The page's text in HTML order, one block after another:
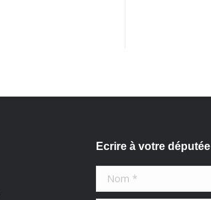
Ecrire à votre députée
Nom *